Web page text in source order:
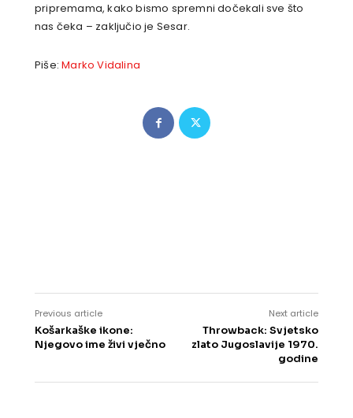
pripremama, kako bismo spremni dočekali sve što
nas čeka – zaključio je Sesar.
Piše:Marko Vidalina
Previous article
Košarkaške ikone:
Njegovo ime živi vječno
Next article
Throwback: Svjetsko
zlato Jugoslavije 1970.
godine